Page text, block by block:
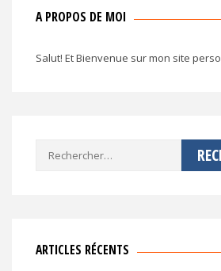
A PROPOS DE MOI
Salut! Et Bienvenue sur mon site
Rechercher :
ARTICLES RÉCENTS